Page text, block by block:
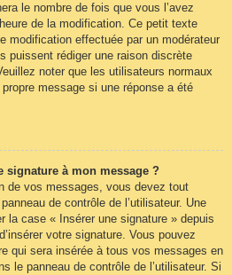
le nombre de fois que vous l’avez
de la modification. Ce petit texte
modification effectuée par un modérateur
puissent rédiger une raison discrète
noter que les utilisateurs normaux
message si une réponse a été
signature à mon message ?
de vos messages, vous devez tout
de contrôle de l’utilisateur. Une
la case « Insérer une signature » depuis
votre signature. Vous pouvez
qui sera insérée à tous vos messages en
le panneau de contrôle de l’utilisateur. Si